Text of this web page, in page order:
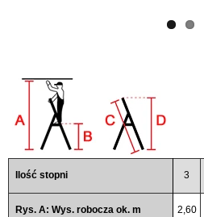
Ilość stopni 3
Rys. A: Wys. robocza ok. m 2,60